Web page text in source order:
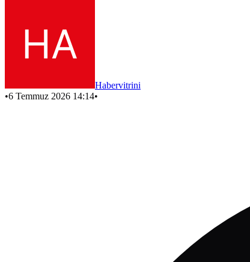
Habervitrini
•6 Temmuz 2026 14:14•